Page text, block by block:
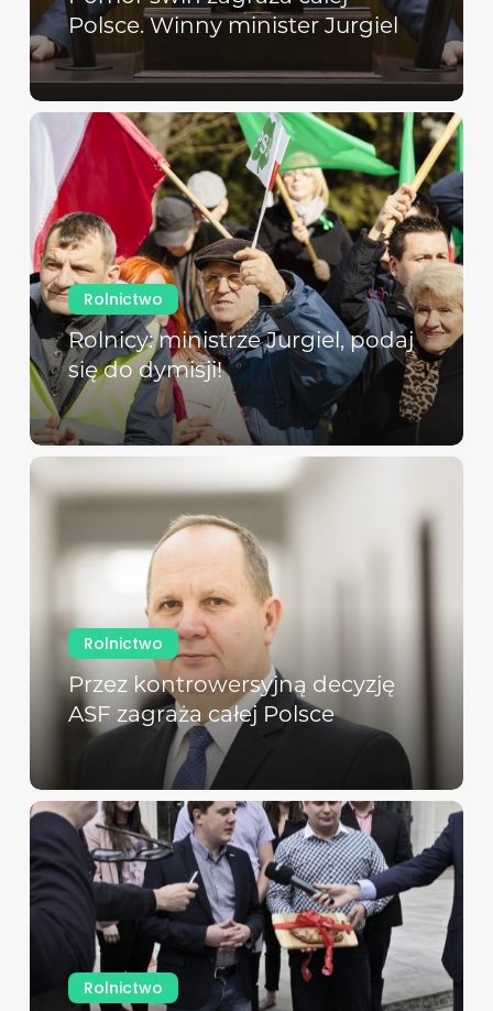
Polsce. Winny minister Jurgiel
Rolnictwo
Rolnicy: ministrze Jurgiel, podaj
się do dymisji!
Rolnictwo
Przez kontrowersyjną decyzję
ASF zagraża całej Polsce
Rolnictwo